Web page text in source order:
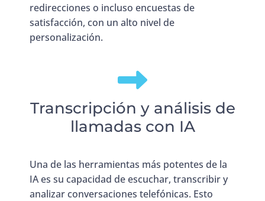
redirecciones o incluso encuestas de
satisfacción, con un alto nivel de
personalización.
Transcripción y análisis de
llamadas con IA
Una de las herramientas más potentes de la
IA es su capacidad de escuchar, transcribir y
analizar conversaciones telefónicas. Esto